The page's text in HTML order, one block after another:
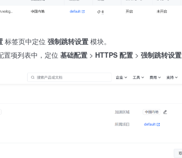
标签页中定位 强制跳转设置 模块。
置项列表中，定位 基础配置 > HTTPS 配置 > 强制跳转设置